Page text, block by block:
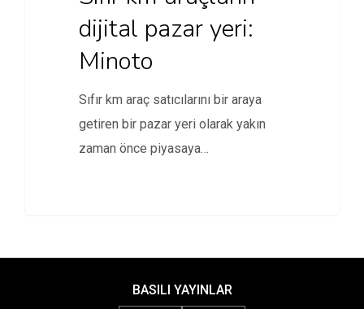
dijital pazar yeri:
Minoto
Sıfır km araç satıcılarını bir araya
getiren bir pazar yeri olarak yakın
zaman önce piyasaya…
BASILI YAYINLAR